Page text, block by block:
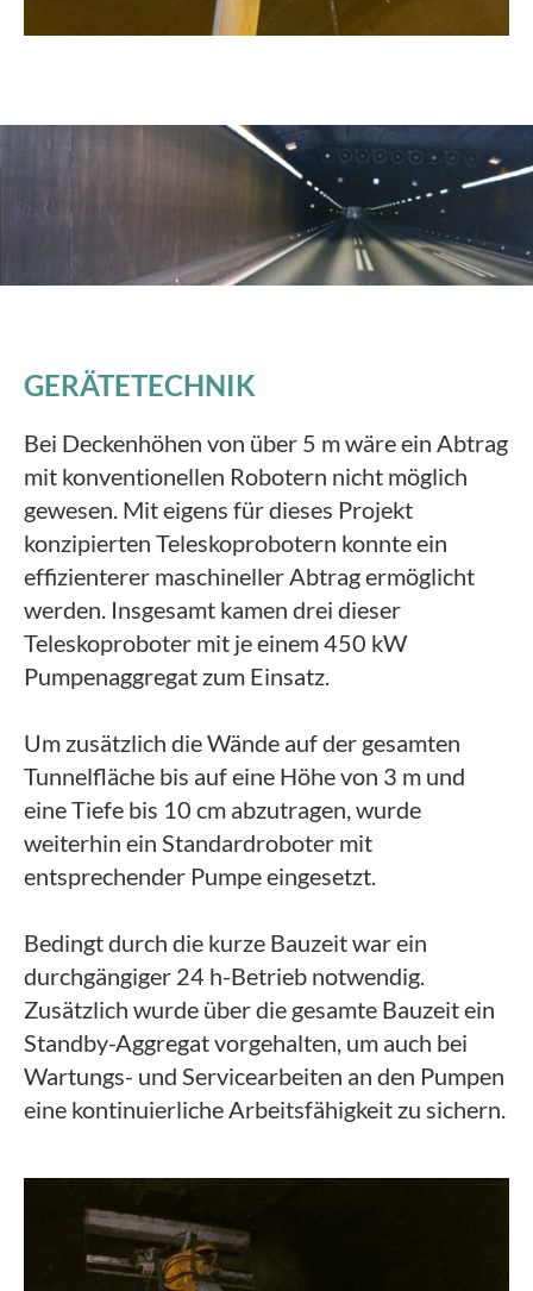
GERÄTETECHNIK
Bei Deckenhöhen von über 5 m wäre ein Abtrag
mit konventionellen Robotern nicht möglich
gewesen. Mit eigens für dieses Projekt
konzipierten Teleskoprobotern konnte ein
effizienterer maschineller Abtrag ermöglicht
werden. Insgesamt kamen drei dieser
Teleskoproboter mit je einem 450 kW
Pumpenaggregat zum Einsatz.
Um zusätzlich die Wände auf der gesamten
Tunnelfläche bis auf eine Höhe von 3 m und
eine Tiefe bis 10 cm abzutragen, wurde
weiterhin ein Standardroboter mit
entsprechender Pumpe eingesetzt.
Bedingt durch die kurze Bauzeit war ein
durchgängiger 24 h-Betrieb notwendig.
Zusätzlich wurde über die gesamte Bauzeit ein
Standby-Aggregat vorgehalten, um auch bei
Wartungs- und Servicearbeiten an den Pumpen
eine kontinuierliche Arbeitsfähigkeit zu sichern.